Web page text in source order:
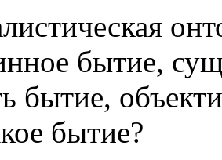
бытие,
бытие,
бытие?